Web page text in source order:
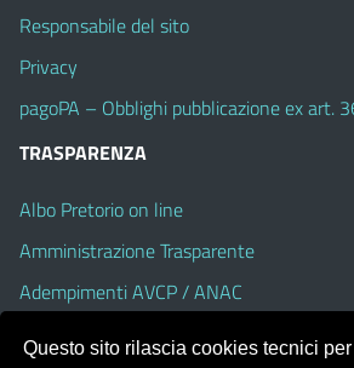
Responsabile del sito
Privacy
pagoPA – Obblighi pubblicazione ex art.
TRASPARENZA
Albo Pretorio on line
Amministrazione Trasparente
Adempimenti AVCP / ANAC
Questo sito rilascia cookies tecnici per